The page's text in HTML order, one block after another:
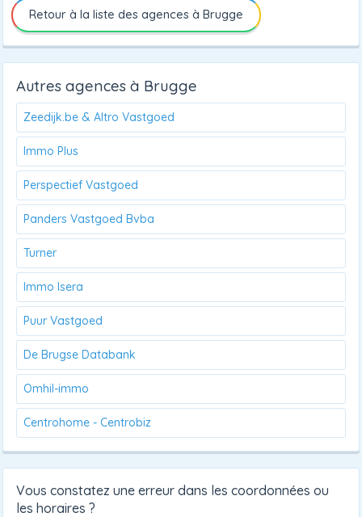
Retour à la liste des agences à Brugge
Autres agences à Brugge
Zeedijk.be & Altro Vastgoed
Immo Plus
Perspectief Vastgoed
Panders Vastgoed Bvba
Turner
Immo Isera
Puur Vastgoed
De Brugse Databank
Omhil-immo
Centrohome - Centrobiz
Vous constatez une erreur dans les coordonnées ou
les horaires ?